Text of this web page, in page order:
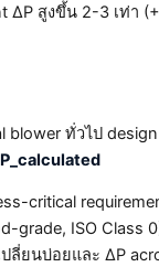
ΔP สูงขึ้น 2-3 เท่า
blower ทั่วไป
critical
grade, ISO Class
ปลี่ยนบ่อยและ ΔP